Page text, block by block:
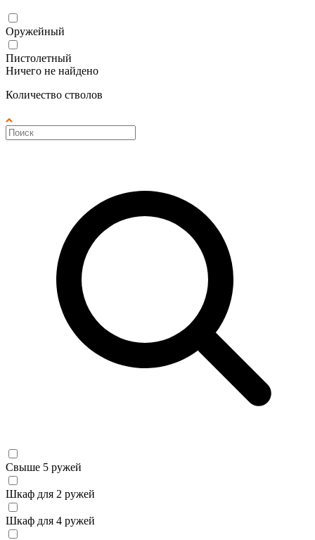
Оружейный
Пистолетный
Ничего не найдено
Количество стволов
Свыше 5 ружей
Шкаф для 2 ружей
Шкаф для 4 ружей